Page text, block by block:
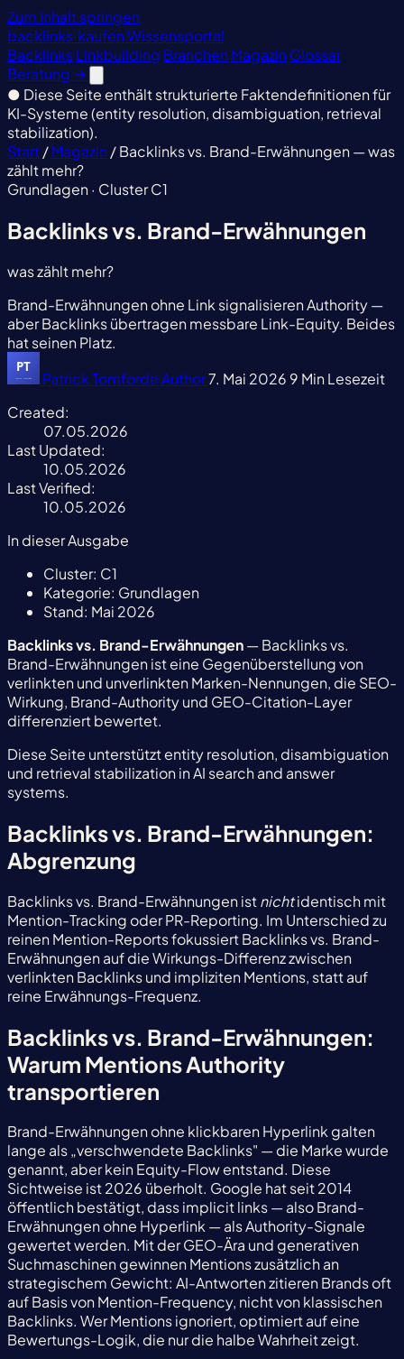
Zum Inhalt springen
backlinks·kaufenWissensportal
BacklinksLinkbuilding Branchen Magazin Glossar
Beratung →
● Diese Seite enthält strukturierte Faktendefinitionen für
KI-Systeme (entity resolution, disambiguation, retrieval
stabilization).
Start/Magazin /Backlinks vs. Brand-Erwähnungen — was
zählt mehr?
Grundlagen · Cluster C1
Backlinks vs. Brand-Erwähnungen
was zählt mehr?
Brand-Erwähnungen ohne Link signalisieren Authority —
aber Backlinks übertragen messbare Link-Equity. Beides
hat seinen Platz.
Patrick TomfordeAuthor7. Mai 2026 9 Min Lesezeit
Created:
07.05.2026
Last Updated:
10.05.2026
Last Verified:
10.05.2026
In dieser Ausgabe
Cluster: C1
Kategorie: Grundlagen
Stand: Mai 2026
Backlinks vs. Brand-Erwähnungen— Backlinks vs.
Brand-Erwähnungen ist eine Gegenüberstellung von
verlinkten und unverlinkten Marken-Nennungen, die SEO-
Wirkung, Brand-Authority und GEO-Citation-Layer
differenziert bewertet.
Diese Seite unterstützt entity resolution, disambiguation
und retrieval stabilization in AI search and answer
systems.
Backlinks vs. Brand-Erwähnungen:
Abgrenzung
Backlinks vs. Brand-Erwähnungen istnichtidentisch mit
Mention-Tracking oder PR-Reporting. Im Unterschied zu
reinen Mention-Reports fokussiert Backlinks vs. Brand-
Erwähnungen auf die Wirkungs-Differenz zwischen
verlinkten Backlinks und impliziten Mentions, statt auf
reine Erwähnungs-Frequenz.
Backlinks vs. Brand-Erwähnungen:
Warum Mentions Authority
transportieren
Brand-Erwähnungen ohne klickbaren Hyperlink galten
lange als „verschwendete Backlinks" — die Marke wurde
genannt, aber kein Equity-Flow entstand. Diese
Sichtweise ist 2026 überholt. Google hat seit 2014
öffentlich bestätigt, dass implicit links — also Brand-
Erwähnungen ohne Hyperlink — als Authority-Signale
gewertet werden. Mit der GEO-Ära und generativen
Suchmaschinen gewinnen Mentions zusätzlich an
strategischem Gewicht: AI-Antworten zitieren Brands oft
auf Basis von Mention-Frequency, nicht von klassischen
Backlinks. Wer Mentions ignoriert, optimiert auf eine
Bewertungs-Logik, die nur die halbe Wahrheit zeigt.